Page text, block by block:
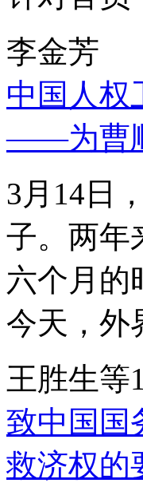
李金芳
中国人权
——为曹
3月14日
子。两年
六个月的
今天，外
王胜生等
致中国国
救济权的